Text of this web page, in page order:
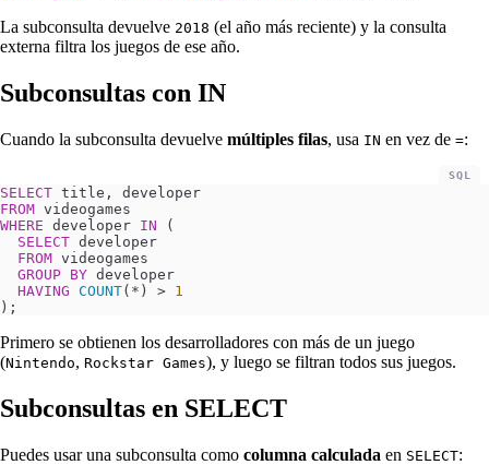
La subconsulta devuelve 2018 (el año más reciente) y la consulta
externa filtra los juegos de ese año.
Subconsultas con IN
Cuando la subconsulta devuelve múltiples filas, usa IN en vez de =:
SELECT title, developer
FROM videogames
WHERE developer IN (
  SELECT
developer
  FROM
videogames
  GROUP BY
developer
  HAVING
COUNT(*) > 1
);
SQL
Primero se obtienen los desarrolladores con más de un juego
(Nintendo, Rockstar Games), y luego se filtran todos sus juegos.
Subconsultas en SELECT
Puedes usar una subconsulta como columna calculada en SELECT: